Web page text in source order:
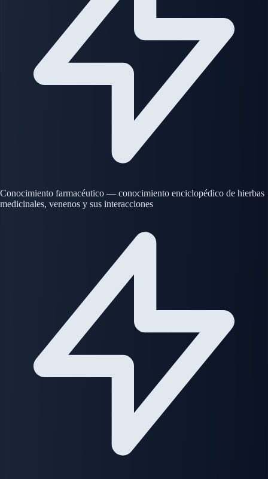
Conocimiento farmacéutico — conocimiento enciclopédico de hierbas
medicinales, venenos y sus interacciones